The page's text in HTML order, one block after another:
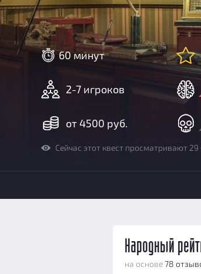
60 минут
2-7 игроков
от 4500 руб.
Сейчас этот квест просматривают 29
Народный
на основе78